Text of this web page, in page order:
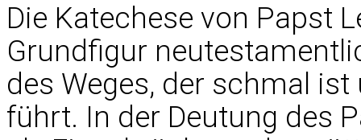
Die Katechese von Papst
Grundfigur
des Weges, der schmal
führt. In der Deutung des